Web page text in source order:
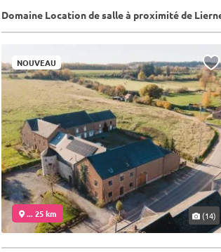
Domaine Location de salle à proximité de
NOUVEAU
... 25 km (14)